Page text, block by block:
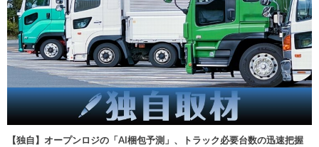
【独自】オープンロジの「AI梱包予測」、トラック必要台数の迅速把握